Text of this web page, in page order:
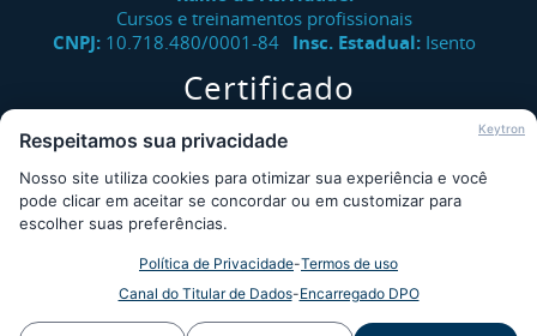
Cursos e treinamentos profissionais
CNPJ: 10.718.480/0001-84 Insc. Estadual: Isento
Certificado
Verifique a autenticidade de certificados emitidos pelo
Instituto Santa Catarina.
Consultar
Desde 2009 - Instituto Santa Catarina © - Todos os direitos
reservados - Desenvolvido por WS SISTEC
Keytron
Respeitamos sua privacidade
Nosso site utiliza cookies para otimizar sua experiência e você
pode clicar em aceitar se concordar ou em customizar para
escolher suas preferências.
Política de Privacidade-Termos de uso
Canal do Titular de Dados-Encarregado DPO